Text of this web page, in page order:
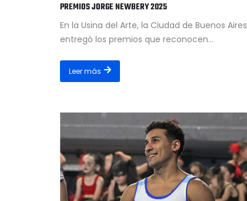
PREMIOS JORGE NEWBERY 2025
En la Usina del Arte, la Ciudad de Buenos Aires
entregó los premios que reconocen...
Leer más